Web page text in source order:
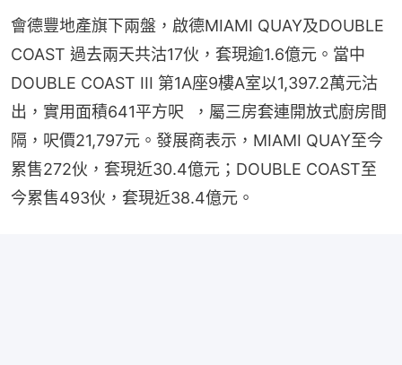
會德豐地產旗下兩盤，啟德MIAMI QUAY及DOUBLE
COAST 過去兩天共沽17伙，套現逾1.6億元。當中
DOUBLE COAST III 第1A座9樓A室以1,397.2萬元沽
出，實用面積641平方呎  ，屬三房套連開放式廚房間
隔，呎價21,797元。發展商表示，MIAMI QUAY至今
累售272伙，套現近30.4億元；DOUBLE COAST至
今累售493伙，套現近38.4億元。